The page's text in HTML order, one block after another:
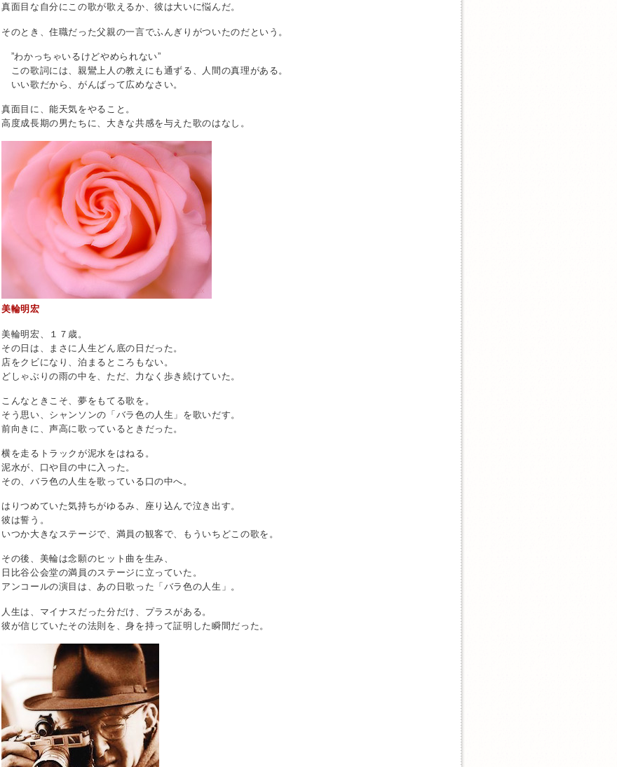
真面目な自分にこの歌が歌えるか、彼は大いに悩んだ。
そのとき、住職だった父親の一言でふんぎりがついたのだという。
”わかっちゃいるけどやめられない”
この歌詞には、親鸞上人の教えにも通ずる、人間の真理がある。
いい歌だから、がんばって広めなさい。
真面目に、能天気をやること。
高度成長期の男たちに、大きな共感を与えた歌のはなし。
HAPPYBOX
美輪明宏
美輪明宏、１７歳。
その日は、まさに人生どん底の日だった。
店をクビになり、泊まるところもない。
どしゃぶりの雨の中を、ただ、力なく歩き続けていた。
こんなときこそ、夢をもてる歌を。
そう思い、シャンソンの「バラ色の人生」を歌いだす。
前向きに、声高に歌っているときだった。
横を走るトラックが泥水をはねる。
泥水が、口や目の中に入った。
その、バラ色の人生を歌っている口の中へ。
はりつめていた気持ちがゆるみ、座り込んで泣き出す。
彼は誓う。
いつか大きなステージで、満員の観客で、もういちどこの歌を。
その後、美輪は念願のヒット曲を生み、
日比谷公会堂の満員のステージに立っていた。
アンコールの演目は、あの日歌った「バラ色の人生」。
人生は、マイナスだった分だけ、プラスがある。
彼が信じていたその法則を、身を持って証明した瞬間だった。